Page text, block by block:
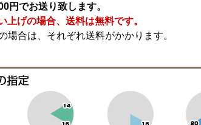
円でお送り致します。
上げの場合、送料は無料です。
場合は、それぞれ送料がかかります。